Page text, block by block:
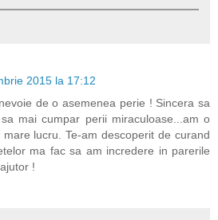
2015 la 17:12
de o asemenea perie ! Sincera sa
mai cumpar perii miraculoase...am o
lucru. Te-am descoperit de curand
ma fac sa am incredere in parerile
!